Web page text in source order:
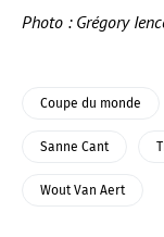
Photo : Grégory
Coupe du monde
Sanne Cant
Wout Van Aert